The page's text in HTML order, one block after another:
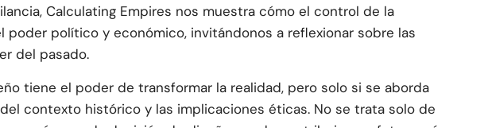
Calculating Empires nos muestra cómo el control de la
poder político y económico, invitándonos a reflexionar sobre las
del pasado.
tiene el poder de transformar la realidad, pero solo si se aborda
contexto histórico y las implicaciones éticas. No se trata solo de